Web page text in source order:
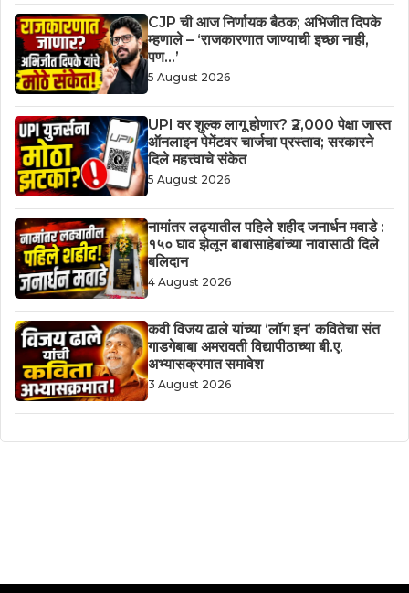
CJP ची आज निर्णायक बैठक; अभिजीत दिपके
म्हणाले – ‘राजकारणात जाण्याची इच्छा नाही,
पण…’
5 August 2026
UPI वर शुल्क लागू होणार? ₹2,000 पेक्षा जास्त
ऑनलाइन पेमेंटवर चार्जचा प्रस्ताव; सरकारने
दिले महत्त्वाचे संकेत
5 August 2026
नामांतर लढ्यातील पहिले शहीद जनार्धन मवाडे :
१५० घाव झेलून बाबासाहेबांच्या नावासाठी दिले
बलिदान
4 August 2026
कवी विजय ढाले यांच्या ‘लॉग इन’ कवितेचा संत
गाडगेबाबा अमरावती विद्यापीठाच्या बी.ए.
अभ्यासक्रमात समावेश
3 August 2026